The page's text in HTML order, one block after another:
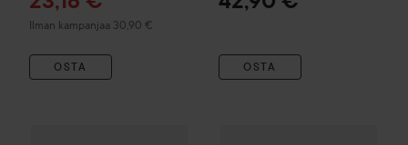
Ilman kampanjaa 30,90 €
OSTA OSTA